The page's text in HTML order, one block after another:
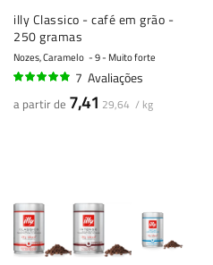
illy Classico - café em grão -
250 gramas
Nozes, Caramelo 9 - Muito forte
7 Avaliações
a partir de 7,41 29,64 / kg